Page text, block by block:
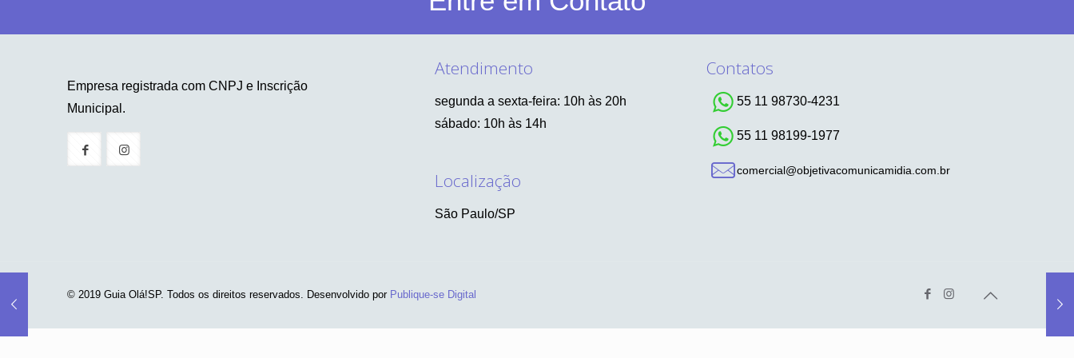
Empresa registrada com CNPJ e Inscrição
Municipal.
Atendimento
segunda a sexta-feira: 10h às 20h
sábado: 10h às 14h
Localização
São Paulo/SP
Contatos
55 11 98730-4231
55 11 98199-1977
comercial@objetivacomunicamidia.com.br
© 2019 Guia Olá!SP. Todos os direitos reservados. Desenvolvido por Publique-se Digital